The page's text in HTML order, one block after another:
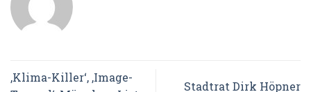
‚Klima-Killer‘, ‚Image-
Stadtrat Dirk Höpner